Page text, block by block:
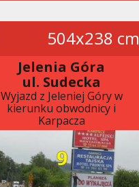
504x238 cm
Jelenia Góra
ul. Sudecka
Wyjazd z Jeleniej Góry w
kierunku obwodnicy i
Karpacza